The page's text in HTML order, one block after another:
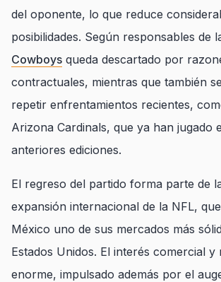
del oponente, lo que reduce
posibilidades. Según responsables de
Cowboys queda descartado por
contractuales, mientras que también
repetir enfrentamientos recientes,
Arizona Cardinals, que ya han jugado
anteriores ediciones.
El regreso del partido forma parte de
expansión internacional de la NFL,
México uno de sus mercados más
Estados Unidos. El interés comercial y
enorme, impulsado además por el